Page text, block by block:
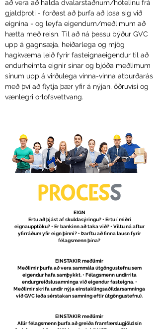
að vera að halda dvalarstaðnum/hótelinu frá
gjaldþroti - forðast að þurfa að losa sig við
eignina - og leyfa eigendum/meðlimum að
hætta með reisn. Til að ná þessu býður GVC
upp á gagnsæja, heiðarlega og mjög
hagkvæma leið fyrir fasteignaeigendur til að
endurheimta eignir sínar og bjóða meðlimum
sínum upp á virðulega vinna-vinna atburðarás
með því að flytja þær yfir á nýjan, öðruvísi og
vænlegri orlofsvettvang.
EIGN
Ertu að þjást af skuldasýringu? • Ertu í miðri
eignaupptöku? • Er bankinn að taka við? • Viltu ná aftur
yfirráðum yfir eign þinni? • Þarftu að finna lausn fyrir
félagsmenn þína?
EINSTAKIR meðlimir
Meðlimir þurfa að vera sammála útgöngustefnu sem
eigendur hafa samþykkt. • Félagsmenn undirrita
endurgreiðslusamninga við eigendur fasteigna. •
Meðlimir skrifa undir nýja einstaklingsaðildarsamninga
við GVC (eða sérstakan samning eftir útgöngustefnu).
EINSTAKIR meðlimir
Allir félagsmenn þurfa að greiða framfærslugjöld sín